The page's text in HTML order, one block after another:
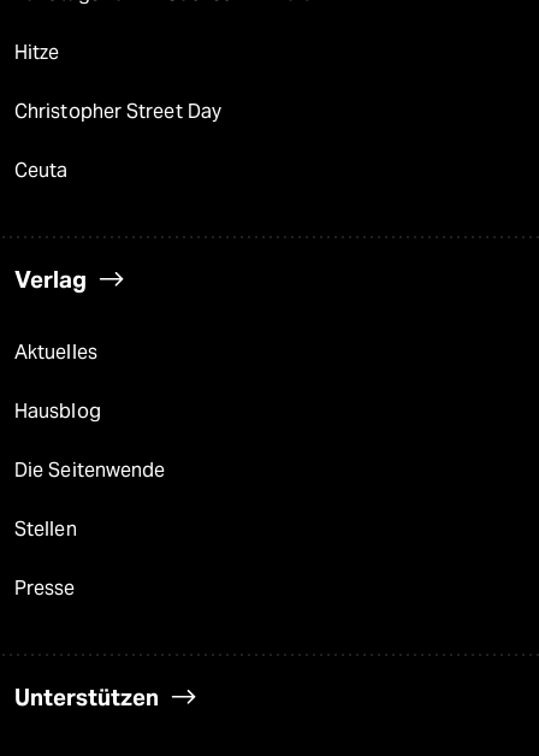
Hitze
Christopher Street Day
Ceuta
Verlag
Aktuelles
Hausblog
Die Seitenwende
Stellen
Presse
Unterstützen